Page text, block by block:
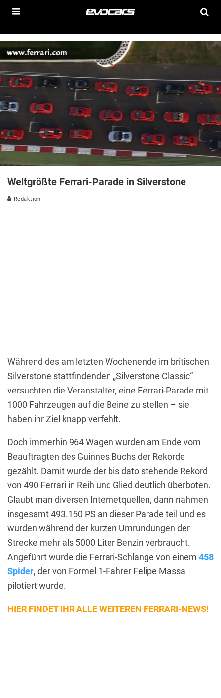
Weltgrößte Ferrari-Parade in Silverstone
Redaktion
Während des am letzten Wochenende im britischen
Silverstone stattfindenden „Silverstone Classic“
versuchten die Veranstalter, eine Ferrari-Parade mit
1000 Fahrzeugen auf die Beine zu stellen – sie
haben ihr Ziel knapp verfehlt.
Doch immerhin 964 Wagen wurden am Ende vom
Beauftragten des Guinnes Buchs der Rekorde
gezählt. Damit wurde der bis dato stehende Rekord
von 490 Ferrari in Reih und Glied deutlich überboten.
Glaubt man diversen Internetquellen, dann nahmen
insgesamt 493.150 PS an dieser Parade teil und es
wurden während der kurzen Umrundungen der
Strecke mehr als 5000 Liter Benzin verbraucht.
Angeführt wurde die Ferrari-Schlange von einem 458
Spider, der von Formel 1-Fahrer Felipe Massa
pilotiert wurde.
HIER FINDET IHR ALLE WEITEREN FERRARI-NEWS!